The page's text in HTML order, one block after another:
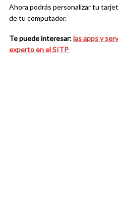
Ahora podrás personalizar tu
de tu computador.
Te puede interesar:las apps y
experto en el SITP